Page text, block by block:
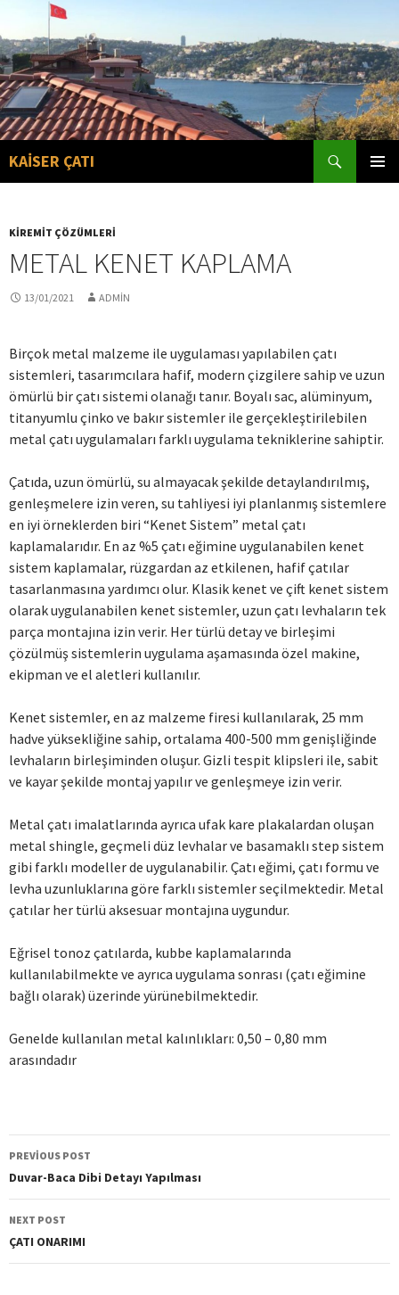
KAİSER ÇATI
Search
KIREMIT ÇÖZÜMLERI
METAL KENET KAPLAMA
13/01/2021 ADMIN
Birçok metal malzeme ile uygulaması yapılabilen çatı
sistemleri, tasarımcılara hafif, modern çizgilere sahip ve uzun
ömürlü bir çatı sistemi olanağı tanır. Boyalı sac, alüminyum,
titanyumlu çinko ve bakır sistemler ile gerçekleştirilebilen
metal çatı uygulamaları farklı uygulama tekniklerine sahiptir.
Çatıda, uzun ömürlü, su almayacak şekilde detaylandırılmış,
genleşmelere izin veren, su tahliyesi iyi planlanmış sistemlere
en iyi örneklerden biri “Kenet Sistem” metal çatı
kaplamalarıdır. En az %5 çatı eğimine uygulanabilen kenet
sistem kaplamalar, rüzgardan az etkilenen, hafif çatılar
tasarlanmasına yardımcı olur. Klasik kenet ve çift kenet sistem
olarak uygulanabilen kenet sistemler, uzun çatı levhaların tek
parça montajına izin verir. Her türlü detay ve birleşimi
çözülmüş sistemlerin uygulama aşamasında özel makine,
ekipman ve el aletleri kullanılır.
Kenet sistemler, en az malzeme firesi kullanılarak, 25 mm
hadve yüksekliğine sahip, ortalama 400-500 mm genişliğinde
levhaların birleşiminden oluşur. Gizli tespit klipsleri ile, sabit
ve kayar şekilde montaj yapılır ve genleşmeye izin verir.
Metal çatı imalatlarında ayrıca ufak kare plakalardan oluşan
metal shingle, geçmeli düz levhalar ve basamaklı step sistem
gibi farklı modeller de uygulanabilir. Çatı eğimi, çatı formu ve
levha uzunluklarına göre farklı sistemler seçilmektedir. Metal
çatılar her türlü aksesuar montajına uygundur.
Eğrisel tonoz çatılarda, kubbe kaplamalarında
kullanılabilmekte ve ayrıca uygulama sonrası (çatı eğimine
bağlı olarak) üzerinde yürünebilmektedir.
Genelde kullanılan metal kalınlıkları: 0,50 – 0,80 mm
arasındadır
Post
navigation
PREVIOUS POST
Duvar-Baca Dibi Detayı Yapılması
NEXT POST
ÇATI ONARIMI